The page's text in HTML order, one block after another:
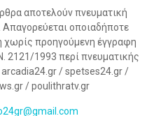
αποτελούν πνευματική
Απαγορεύεται οποιαδήποτε
προηγούμενη έγγραφη
2121/1993 περί πνευματικής
/ spetses24.gr /
/ poulithratv.gr